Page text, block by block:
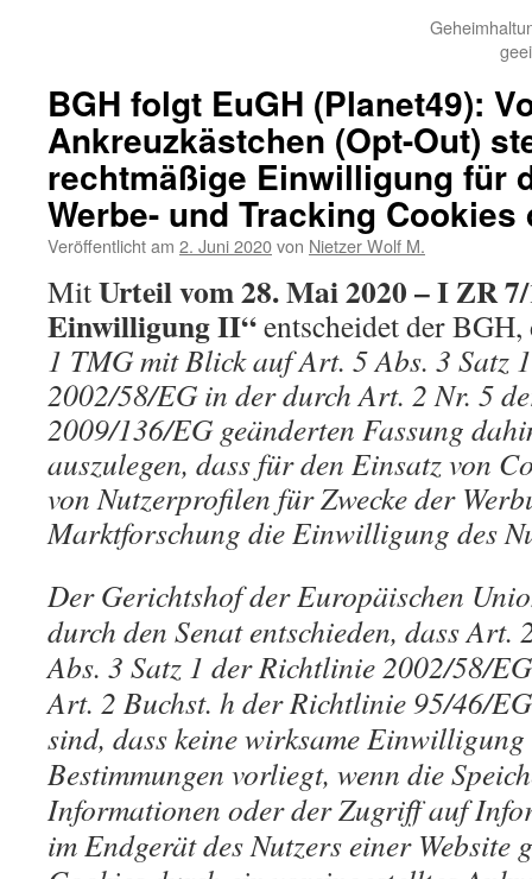
BGH folgt EuGH (Planet49):
Ankreuzkästchen (Opt-Out)
rechtmäßige Einwilligung für
Werbe- und Tracking Cookies
Veröffentlicht am 2. Juni 2020von Nietzer Wolf M.
MitUrteil vom 28. Mai 2020 – I ZR
Einwilligung II“entscheidet der BGH,
1 TMG mit Blick auf Art. 5 Abs. 3 Satz
2002/58/EG in der durch Art. 2 Nr. 5
2009/136/EG geänderten Fassung
auszulegen, dass für den Einsatz von
von Nutzerprofilen für Zwecke der
Marktforschung die Einwilligung des
Der Gerichtshof der Europäischen
durch den Senat entschieden, dass Art.
Abs. 3 Satz 1 der Richtlinie 2002/58/
Art. 2 Buchst. h der Richtlinie 95/46/
sind, dass keine wirksame
Bestimmungen vorliegt, wenn die
Informationen oder der Zugriff auf
im Endgerät des Nutzers einer Website